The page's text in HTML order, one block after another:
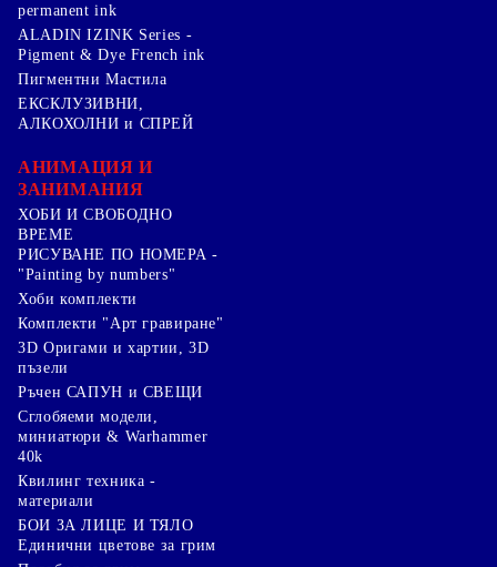
permanent ink
ALADIN IZINK Series -
Pigment & Dye French ink
Пигментни Мастила
ЕКСКЛУЗИВНИ,
АЛКОХОЛНИ и СПРЕЙ
АНИМАЦИЯ И
ЗАНИМАНИЯ
ХОБИ И СВОБОДНО
ВРЕМЕ
РИСУВАНЕ ПО НОМЕРА -
"Painting by numbers"
Хоби комплекти
Комплекти "Арт гравиране"
3D Оригами и хартии, 3D
пъзели
Ръчен САПУН и СВЕЩИ
Сглобяеми модели,
миниатюри & Warhammer
40k
Квилинг техника -
материали
БОИ ЗА ЛИЦЕ И ТЯЛО
Единични цветове за грим